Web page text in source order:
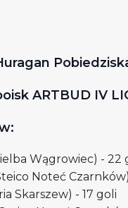
ARTBUD IV
Wągrowiec) - 22
Noteć
Skarszew) - 17 goli